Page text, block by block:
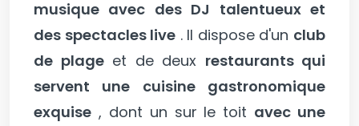
musique avec des DJ talentueux et
des spectacles live . Il dispose d'un club
de plageet de deux restaurants qui
servent une cuisine gastronomique
exquise , dont un sur le toit avec une